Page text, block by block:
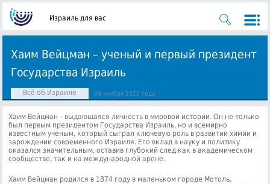
Израиль для вас
Хаим Вейцман – ученый и первый президент
Государства Израиль
Всё об Израиле 09 ноября 2025 года
Хаим Вейцман – выдающаяся личность в мировой истории. Он не только
был первым президентом Государства Израиль, но и всемирно
известным ученым, который сыграл ключевую роль в развитии химии и
зарождении современного Израиля. Его вклад в науку и политику
оказался значительным, оставив глубокий след как в академическом
сообществе, так и на международной арене.
Хаим Вейцман родился в 1874 году в маленьком городе Мотоль,